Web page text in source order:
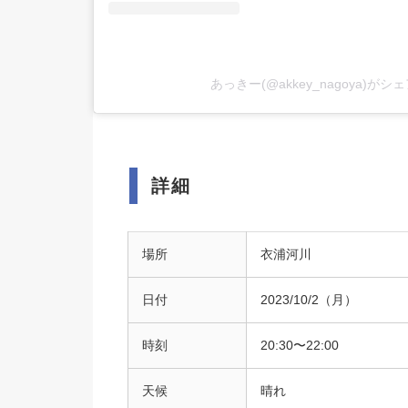
あっきー(@akkey_nagoya)がシェ
詳細
場所 衣浦河川
日付 2023/10/2（月）
時刻 20:30〜22:00
天候 晴れ